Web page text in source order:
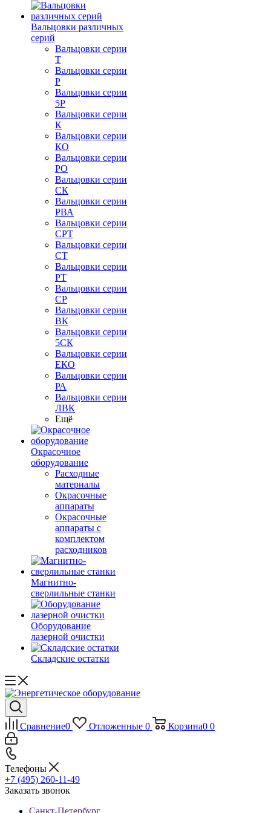
Вальцовки различных
серий
Вальцовки серии
Т
Вальцовки серии
Р
Вальцовки серии
5Р
Вальцовки серии
К
Вальцовки серии
КО
Вальцовки серии
РО
Вальцовки серии
СК
Вальцовки серии
РВА
Вальцовки серии
СРТ
Вальцовки серии
СТ
Вальцовки серии
РТ
Вальцовки серии
СР
Вальцовки серии
ВК
Вальцовки серии
5СК
Вальцовки серии
ЕКО
Вальцовки серии
РА
Вальцовки серии
ЛВК
Ещё
Окрасочное
оборудование
Расходные
материалы
Окрасочные
аппараты
Окрасочные
аппараты с
комплектом
расходников
Магнитно-
сверлильные станки
Оборудование
лазерной очистки
Складские остатки
Сравнение0 Отложенные 0 Корзина0 0
Телефоны
+7 (495) 260-11-49
Заказать звонок
Санкт-Петербург